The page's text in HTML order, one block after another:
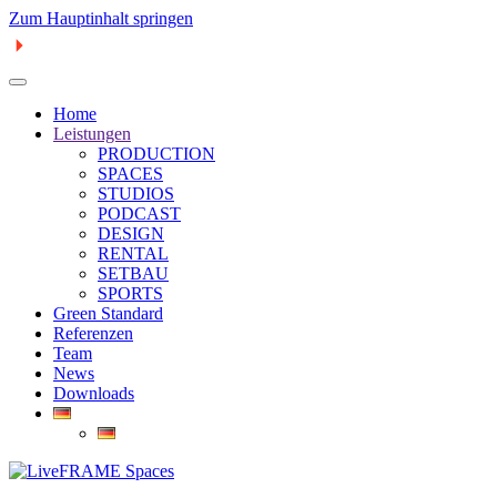
Zum Hauptinhalt springen
Home
Leistungen
PRODUCTION
SPACES
STUDIOS
PODCAST
DESIGN
RENTAL
SETBAU
SPORTS
Green Standard
Referenzen
Team
News
Downloads